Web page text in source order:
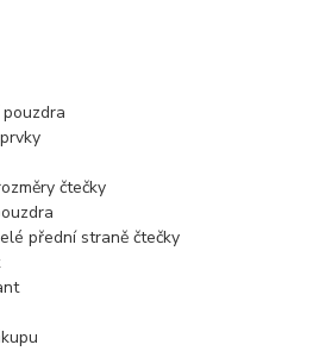
čtečky
přední straně čtečky